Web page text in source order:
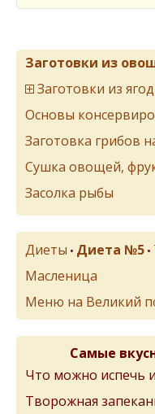
Заготовки из
Заготовки из
Основы
Заготовка грибов
Сушка овощей,
Засолка рыбы
Диеты • Диета №5 •
Масленица
Меню на Великий
Самые
Что можно испечь
Творожная